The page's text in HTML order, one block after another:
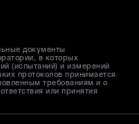
документы
в которых
(испытаний) и измерений
протоколов принимается
требованиям и о
или принятия